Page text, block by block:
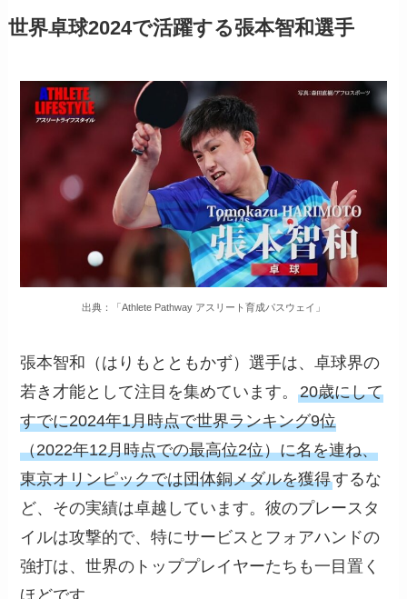
世界卓球2024で活躍する張本智和選手
出典：「Athlete Pathway アスリート育成パスウェイ」
張本智和（はりもとともかず）選手は、卓球界の
若き才能として注目を集めています。20歳にして
すでに2024年1月時点で世界ランキング9位
（2022年12月時点での最高位2位）に名を連ね、
東京オリンピックでは団体銅メダルを獲得するな
ど、その実績は卓越しています。彼のプレースタ
イルは攻撃的で、特にサービスとフォアハンドの
強打は、世界のトッププレイヤーたちも一目置く
ほどです。